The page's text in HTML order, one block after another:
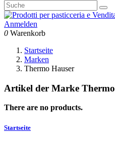
Anmelden
0 Warenkorb
Startseite
Marken
Thermo Hauser
Artikel der Marke
There are no products.
Startseite